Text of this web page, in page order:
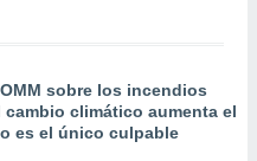
sobre los incendios
climático aumenta el
es el único culpable